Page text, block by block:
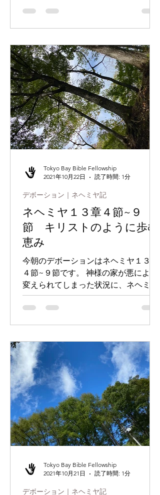
信頼できる存在でしょうか。神様が届
す。...
ネヘミヤ１３章４節~９
節 キリストのように歩む
恵み
今朝のデボーションはネヘミヤ１３章
４節~９節です。 神様の家が悪により
変えられてしまった状況に、ネヘミヤ
は怒りをおぼえ、与えられた権威を用
いて、神様が喜ばれる形に正しまし
を、神様の国の働きの前進のために用
い...
デボーション｜ネヘミヤ記
Tokyo Bay Bible Fellowship
2021年10月22日
読了時間: 1分
デボーション｜ネヘミヤ記
Tokyo Bay Bible Fellowship
2021年10月21日
読了時間: 1分